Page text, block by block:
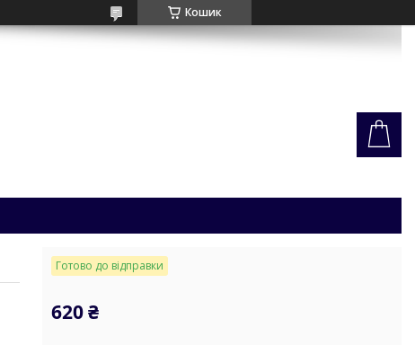
Кошик
Готово до відправки
620 ₴